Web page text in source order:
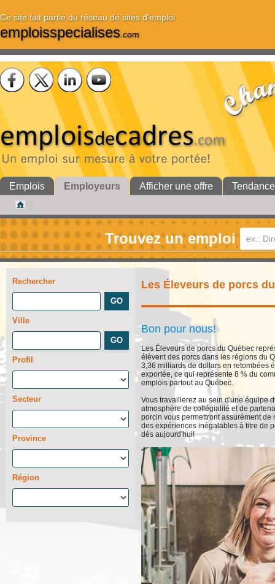
Ce site fait partie du réseau de sites d'emploi
emploisspecialises.com
Emplois Employeurs Afficher une offre
Trouvez un emploi
Rechercher
Ville
Profil
Secteur
Province
Région
Les Éleveurs de porcs
Bon pour nous!
Les Éleveurs de porcs du Québec
élèvent des porcs dans les régions du
3,36 milliards de dollars en retombées
exportée, ce qui représente 8 % du
emplois partout au Québec.
Vous travaillerez au sein d'une équipe
atmosphère de collégialité et de
porcin vous permettront assurément de
des expériences inégalables à titre de
dès aujourd'hui!